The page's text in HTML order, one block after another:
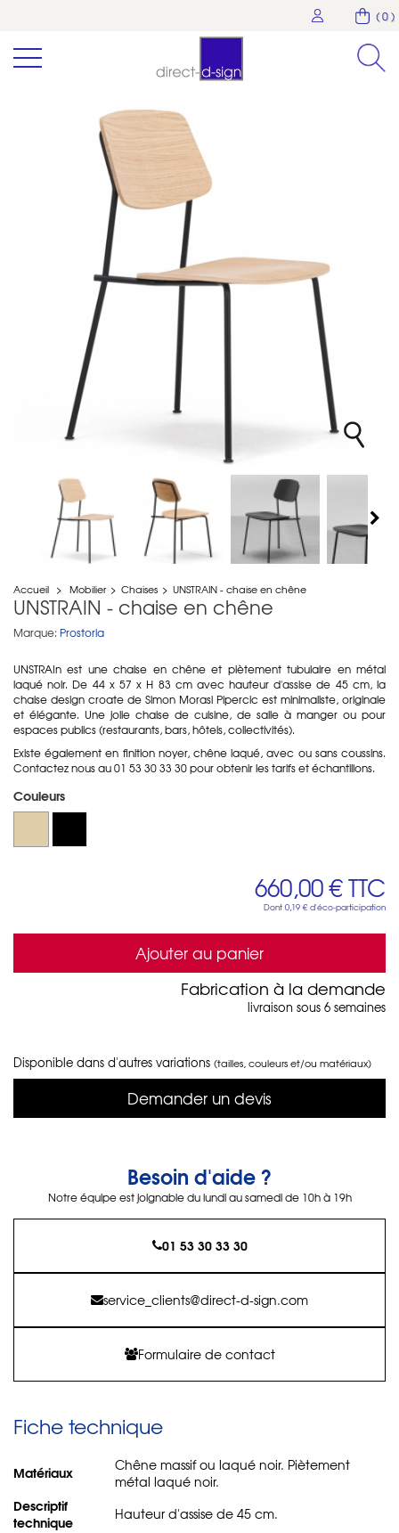
( 0 )
Accueil > Mobilier > Chaises > UNSTRAIN - chaise en chêne
UNSTRAIN - chaise en chêne
Marque: Prostoria
UNSTRAIn est une chaise en chêne et piètement tubulaire en métal
laqué noir. De 44 x 57 x H 83 cm avec hauteur d'assise de 45 cm, la
chaise design croate de Simon Morasi Pipercic est minimaliste, originale
et élégante. Une jolie chaise de cuisine, de salle à manger ou pour
espaces publics (restaurants, bars, hôtels, collectivités).
Existe également en finition noyer, chêne laqué, avec ou sans coussins.
Contactez nous au 01 53 30 33 30 pour obtenir les tarifs et échantillons.
Couleurs
660,00 €TTC
Dont 0,19 € d'éco-participation
Ajouter au panier
Fabrication à la demande
livraison sous 6 semaines
Disponible dans d'autres variations (tailles, couleurs et/ou matériaux)
Demander un devis
Besoin d'aide ?
Notre équipe est joignable du lundi au samedi de 10h à 19h
01 53 30 33 30
service_clients@direct-d-sign.com
Formulaire de contact
Fiche technique
Matériaux
Chêne massif ou laqué noir. Piètement
métal laqué noir.
Descriptif
technique
Hauteur d'assise de 45 cm.